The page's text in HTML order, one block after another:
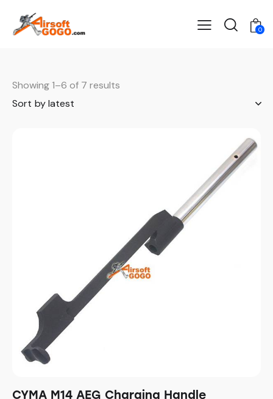
0
Showing 1–6 of 7 results
CYMA M14 AEG Charging Handle